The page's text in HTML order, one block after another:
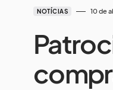
NOTÍCIAS 10 de